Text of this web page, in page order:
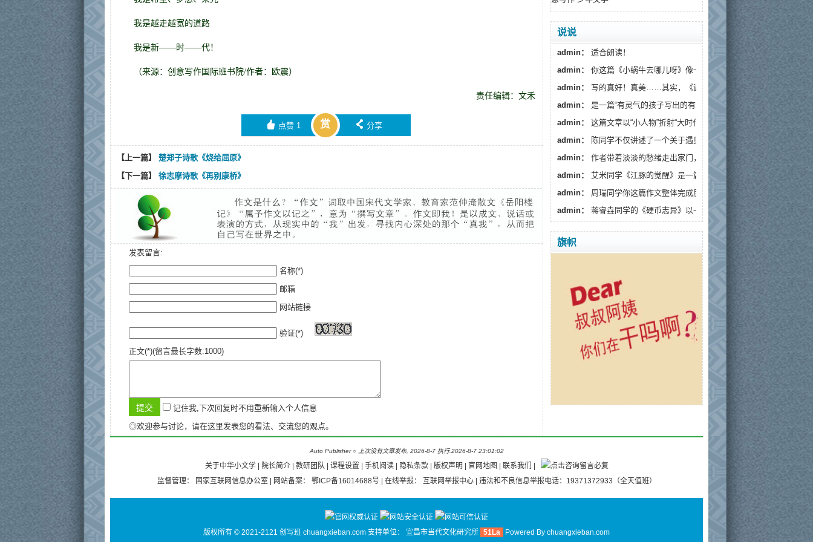
我是越走越宽的道路
我是新——时——代！
（来源：创意写作 国际班书院/作者：欧震）
责任编辑：文禾
󰄼 点赞 1 赏 󰄯 分享
【上一篇】 楚郑子诗歌《烧给屈原》
【下一篇】 徐志摩诗歌《再别康桥》
发表留言:
名称(*)
邮箱
网站链接
验证(*)
正文(*)(留言最长字数:1000)
记住我,下次回复时不用重新输入个人信息
◎欢迎参与讨论，请在这里发表您的看法、交流您的观点。
说说
admin：
适合朗读！
admin：
你这篇《小蜗牛去哪儿呀》像一阵温柔的春风，读...
admin：
写的真好！真美……其实，《遇见》藏着一个更深的...
admin：
是一篇“有灵气的孩子写出的有温度的文章”。
admin：
这篇文章以“小人物”折射“大时代”，通过生活化...
admin：
陈同学不仅讲述了一个关于遇见流浪狗的故事...
admin：
作者带着淡淡的愁绪走出家门，趁着月色出来散...
admin：
艾米同学《江豚的觉醒》是一篇情感细腻、寓意深...
admin：
周瑞同学你这篇作文整体完成度较高，情感真挚...
admin：
蒋睿垚同学的《硬币志异》以一枚假币的奇幻旅...
旗帜
Auto Publisher ○ 上次没有文章发布, 2026-8-7 执行.2026-8-7 23:01:02
关于中华小文学 院长简介 教研团队 课程设置 | 手机阅读 隐私条款 版权声明 官网地图 联系我们
监督管理：
国家互联网信息办公室 | 网站备案： 鄂ICP备16014688号 | 在线举报： 互联网举报中心 | 违法和不良信息举报电话：19371372933（全天值班）
版权所有 © 2021-2121 创写班 chuangxieban.com 支持单位： 宜昌市当代文化研究所 51La Powered By chuangxieban.com